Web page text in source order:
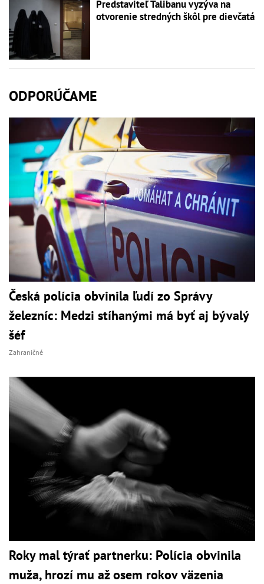
Predstaviteľ Talibanu vyzýva na
otvorenie stredných škôl pre dievčatá
ODPORÚČAME
Česká polícia obvinila ľudí zo Správy
železníc: Medzi stíhanými má byť aj bývalý
šéf
Zahraničné
Roky mal týrať partnerku: Polícia obvinila
muža, hrozí mu až osem rokov väzenia